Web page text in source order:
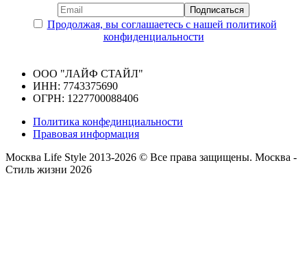
Продолжая, вы соглашаетесь с нашей политикой
конфиденциальности
ООО "ЛАЙФ СТАЙЛ"
ИНН: 7743375690
ОГРН: 1227700088406
Политика конфединциальности
Правовая информация
Москва Life Style 2013-2026 © Все права защищены. Москва -
Стиль жизни 2026